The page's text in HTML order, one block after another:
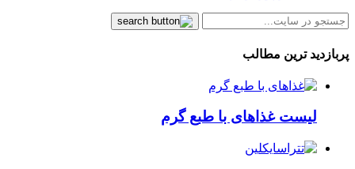
پربازدید ترین مطالب
لیست غذاهای با طبع گرم